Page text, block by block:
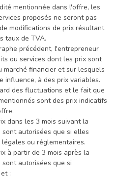
mentionnée dans l'offre, les
proposés ne seront pas
modifications de prix résultant
taux de TVA.
précédent, l'entrepreneur
ou services dont les prix sont
financier et sur lesquels
influence, à des prix variables.
des fluctuations et le fait que
sont des prix indicatifs
dans les 3 mois suivant la
autorisées que si elles
ou réglementaires.
à partir de 3 mois après la
autorisées que si
: